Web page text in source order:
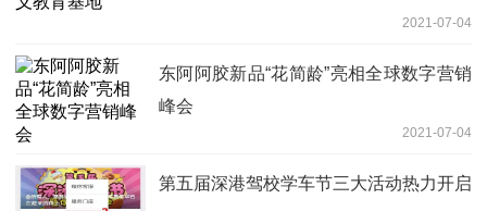
2021-07-04
东阿阿胶新品“花简龄”亮相全球数字营销
峰会
2021-07-04
第五届深港驾校学车节三大活动热力开启